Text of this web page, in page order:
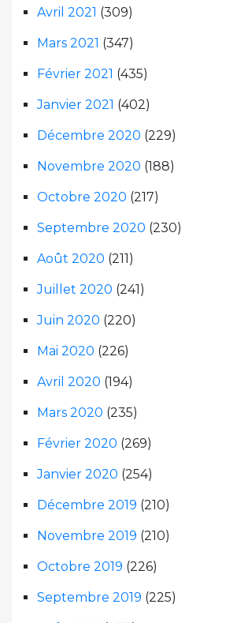
Avril 2021 (309)
Mars 2021 (347)
Février 2021 (435)
Janvier 2021 (402)
Décembre 2020 (229)
Novembre 2020 (188)
Octobre 2020 (217)
Septembre 2020 (230)
Août 2020 (211)
Juillet 2020 (241)
Juin 2020 (220)
Mai 2020 (226)
Avril 2020 (194)
Mars 2020 (235)
Février 2020 (269)
Janvier 2020 (254)
Décembre 2019 (210)
Novembre 2019 (210)
Octobre 2019 (226)
Septembre 2019 (225)